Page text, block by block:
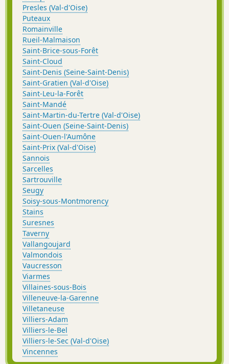
Presles (Val-d'Oise)
Puteaux
Romainville
Rueil-Malmaison
Saint-Brice-sous-Forêt
Saint-Cloud
Saint-Denis (Seine-Saint-Denis)
Saint-Gratien (Val-d'Oise)
Saint-Leu-la-Forêt
Saint-Mandé
Saint-Martin-du-Tertre (Val-d'Oise)
Saint-Ouen (Seine-Saint-Denis)
Saint-Ouen-l'Aumône
Saint-Prix (Val-d'Oise)
Sannois
Sarcelles
Sartrouville
Seugy
Soisy-sous-Montmorency
Stains
Suresnes
Taverny
Vallangoujard
Valmondois
Vaucresson
Viarmes
Villaines-sous-Bois
Villeneuve-la-Garenne
Villetaneuse
Villiers-Adam
Villiers-le-Bel
Villiers-le-Sec (Val-d'Oise)
Vincennes